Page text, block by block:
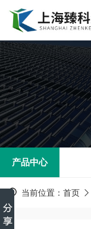
产品中心
当前位置： 首页